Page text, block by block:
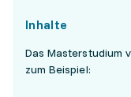
Inhalte
Das Masterstudium
zum Beispiel: